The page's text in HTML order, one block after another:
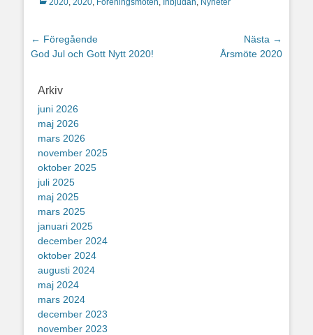
2020, 2020, Föreningsmöten, Inbjudan, Nyheter
Inläggsnavigering
← Föregående
Föregående
God Jul och Gott Nytt 2020!
Nästa →
Årsmöte 2020
Arkiv
juni 2026
maj 2026
mars 2026
november 2025
oktober 2025
juli 2025
maj 2025
mars 2025
januari 2025
december 2024
oktober 2024
augusti 2024
maj 2024
mars 2024
december 2023
november 2023